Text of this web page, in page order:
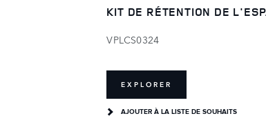
KIT DE RÉTENTION DE
VPLCS0324
EXPLORER
AJOUTER À LA LISTE DE SOUHAITS